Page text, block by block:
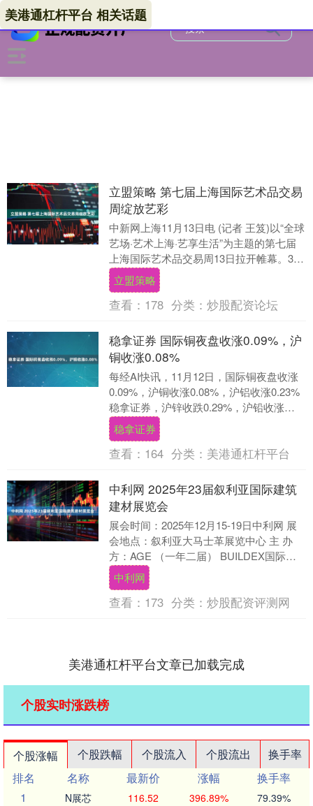
美港通杠杆平台 相关话题
立盟策略 第七届上海国际艺术品交易
周绽放艺彩
中新网上海11月13日电 (记者 王笈)以“全球
艺场·艺术上海·艺享生活”为主题的第七届
上海国际艺术品交易周13日拉开帷幕。300
余家中外艺术机构、120余场艺....
立盟策略
查看： 178 分类： 炒股配资论坛
稳拿证券 国际铜夜盘收涨0.09%，沪
铜收涨0.08%
每经AI快讯，11月12日，国际铜夜盘收涨
0.09%，沪铜收涨0.08%，沪铝收涨0.23%
稳拿证券，沪锌收跌0.29%，沪铅收涨
0.17%，沪镍收跌0.25%....
稳拿证券
查看： 164 分类： 美港通杠杆平台
中利网 2025年23届叙利亚国际建筑
建材展览会
展会时间：2025年12月15-19日中利网 展
会地点：叙利亚大马士革展览中心 主 办
方：AGE （一年二届） BUILDEX国际建
筑建材展会作为中东和北非地....
中利网
查看： 173 分类： 炒股配资评测网
美港通杠杆平台文章已加载完成
个股实时涨跌榜
个股涨幅 个股跌幅 个股流入 个股流出
换手率
排名
名称 最新价 涨幅
换手率
1
N展芯 116.52 396.89% 79.39%